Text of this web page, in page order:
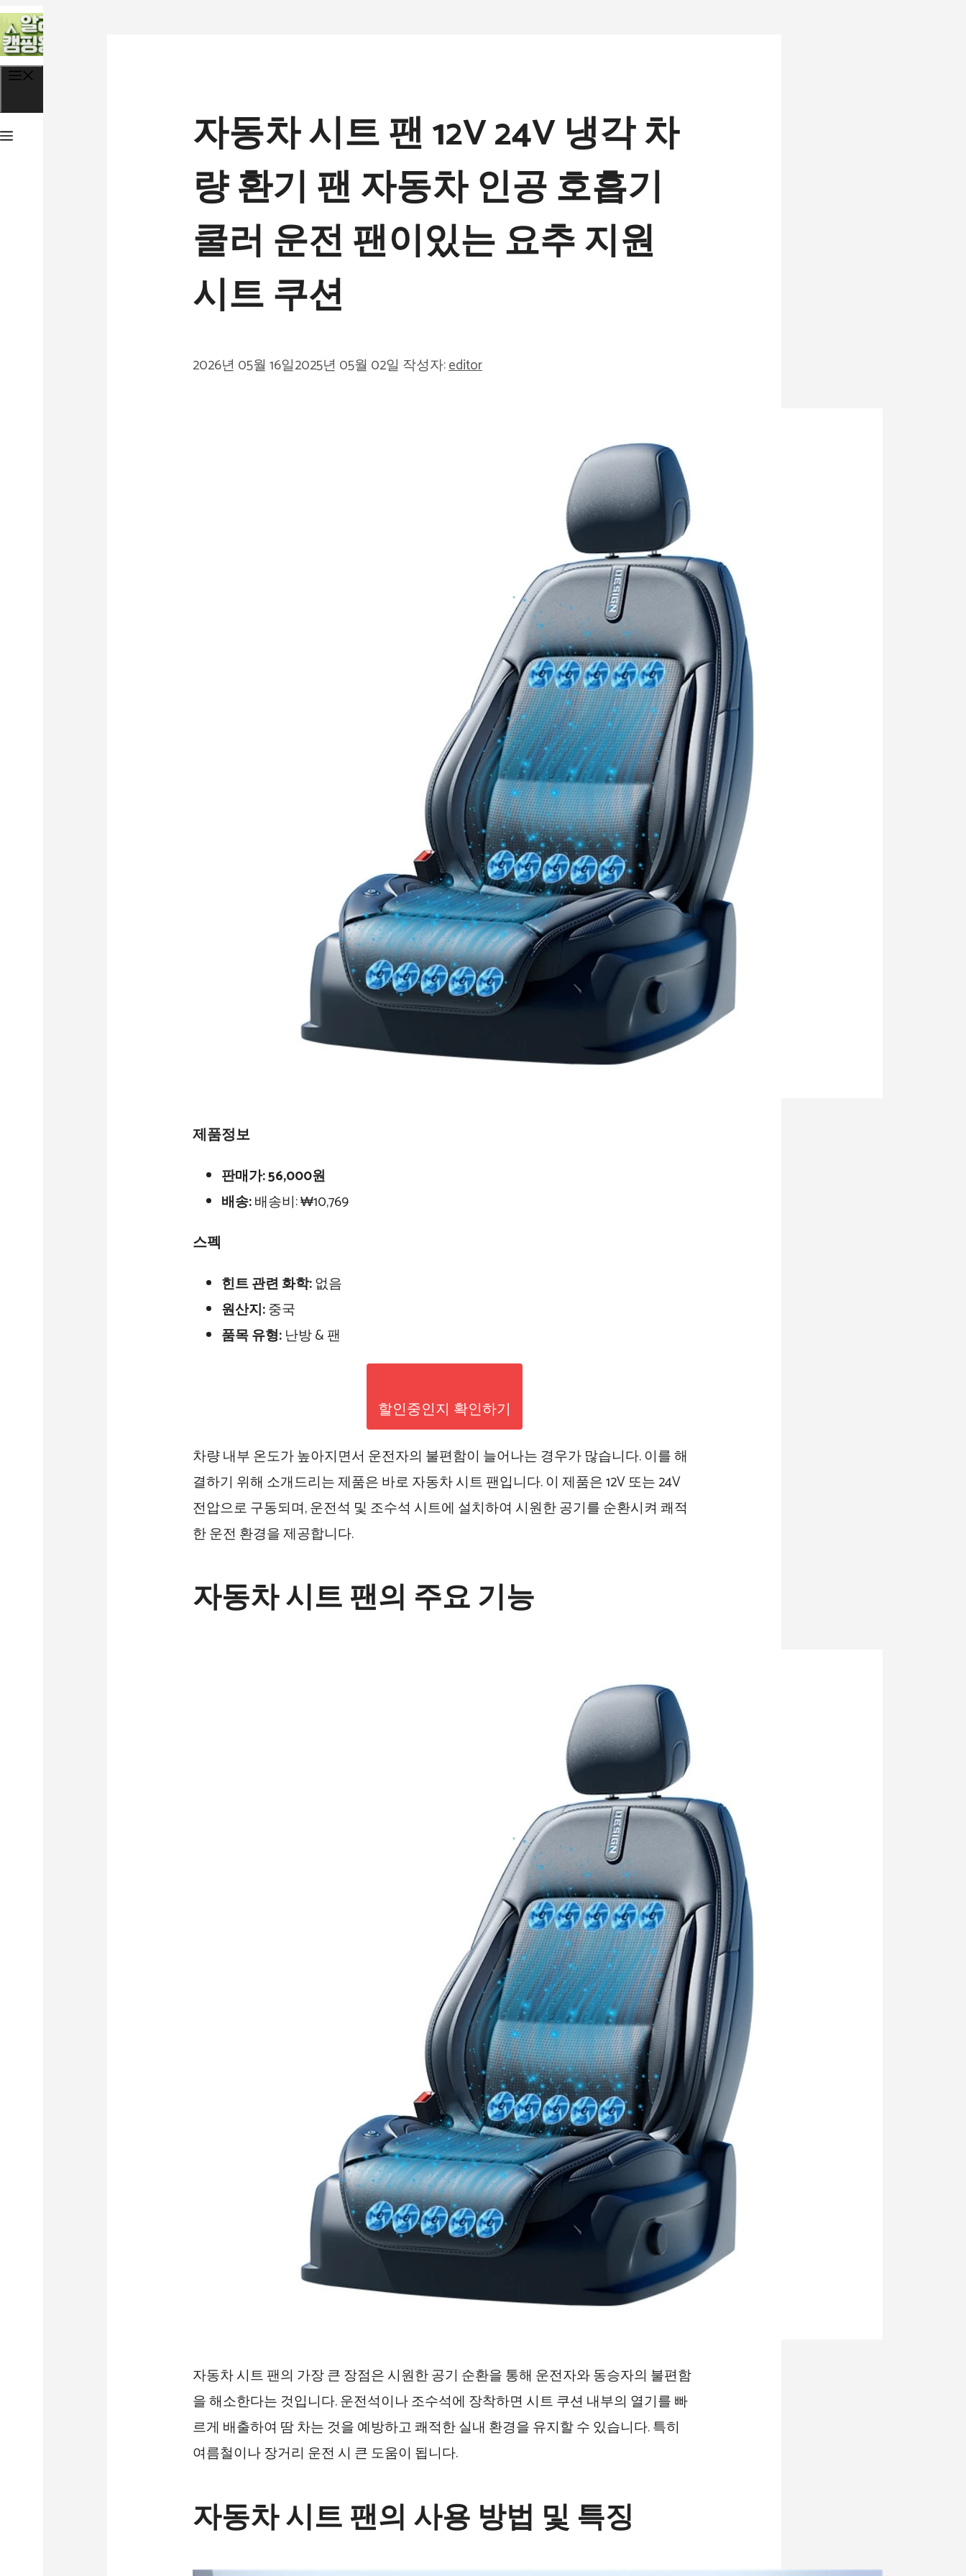
자동차 시트 팬 12V 24V 냉각 차
량 환기 팬 자동차 인공 호흡기
쿨러 운전 팬이있는 요추 지원
시트 쿠션
2026년 05월 16일2025년 05월 02일 작성자:editor
제품정보
판매가:56,000원
배송:배송비: ₩10,769
스펙
힌트 관련 화학:없음
원산지:중국
품목 유형:난방 & 팬
할인중인지 확인하기
차량 내부 온도가 높아지면서 운전자의 불편함이 늘어나는 경우가 많습니다. 이를 해
결하기 위해 소개드리는 제품은 바로 자동차 시트 팬입니다. 이 제품은 12V 또는 24V
전압으로 구동되며, 운전석 및 조수석 시트에 설치하여 시원한 공기를 순환시켜 쾌적
한 운전 환경을 제공합니다.
자동차 시트 팬의 주요 기능
자동차 시트 팬의 가장 큰 장점은 시원한 공기 순환을 통해 운전자와 동승자의 불편함
을 해소한다는 것입니다. 운전석이나 조수석에 장착하면 시트 쿠션 내부의 열기를 빠
르게 배출하여 땀 차는 것을 예방하고 쾌적한 실내 환경을 유지할 수 있습니다. 특히
여름철이나 장거리 운전 시 큰 도움이 됩니다.
자동차 시트 팬의 사용 방법 및 특징